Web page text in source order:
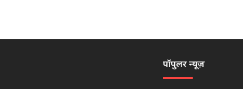
पॉपुलर न्यूज़